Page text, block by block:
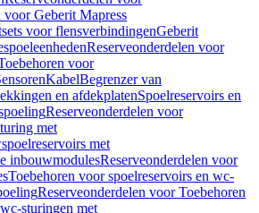
voor Geberit Mapress
voor flensverbindingenGeberit
Reserveonderdelen voor
voor
KabelBegrenzer van
en afdekplatenSpoelreservoirs en
Reserveonderdelen voor
met
met
inbouwmodulesReserveonderdelen voor
Toebehoren voor spoelreservoirs en wc-
Reserveonderdelen voor Toebehoren
sturingen met